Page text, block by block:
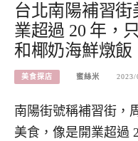
台北南陽補習
業超過 20 年，
和椰奶海鮮燉飯
美食探店 蜜絲米 2023/
南陽街號稱補習街，
美食，像是開業超過